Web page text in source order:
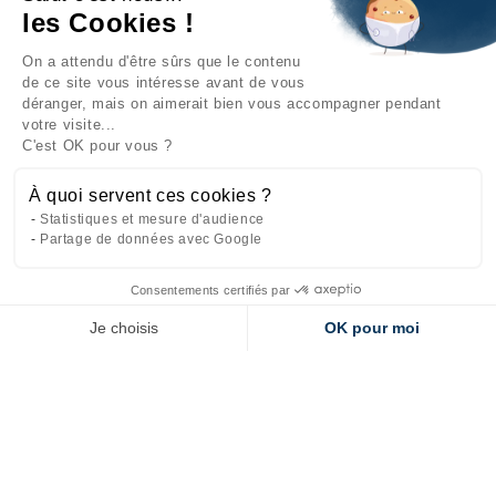
INFORMATIONS
NOTRE SOCIÉTÉ
NOS PRODUITS
CATÉGORIES
Site réalisé par l'agence web Makeo
les Cookies !
On a attendu d'être sûrs que le contenu
de ce site vous intéresse avant de vous
déranger, mais on aimerait bien vous accompagner pendant
votre visite...
C'est OK pour vous ?
À quoi servent ces cookies ?
Statistiques et mesure d'audience
Partage de données avec Google
Consentements certifiés par
Je choisis
OK pour moi